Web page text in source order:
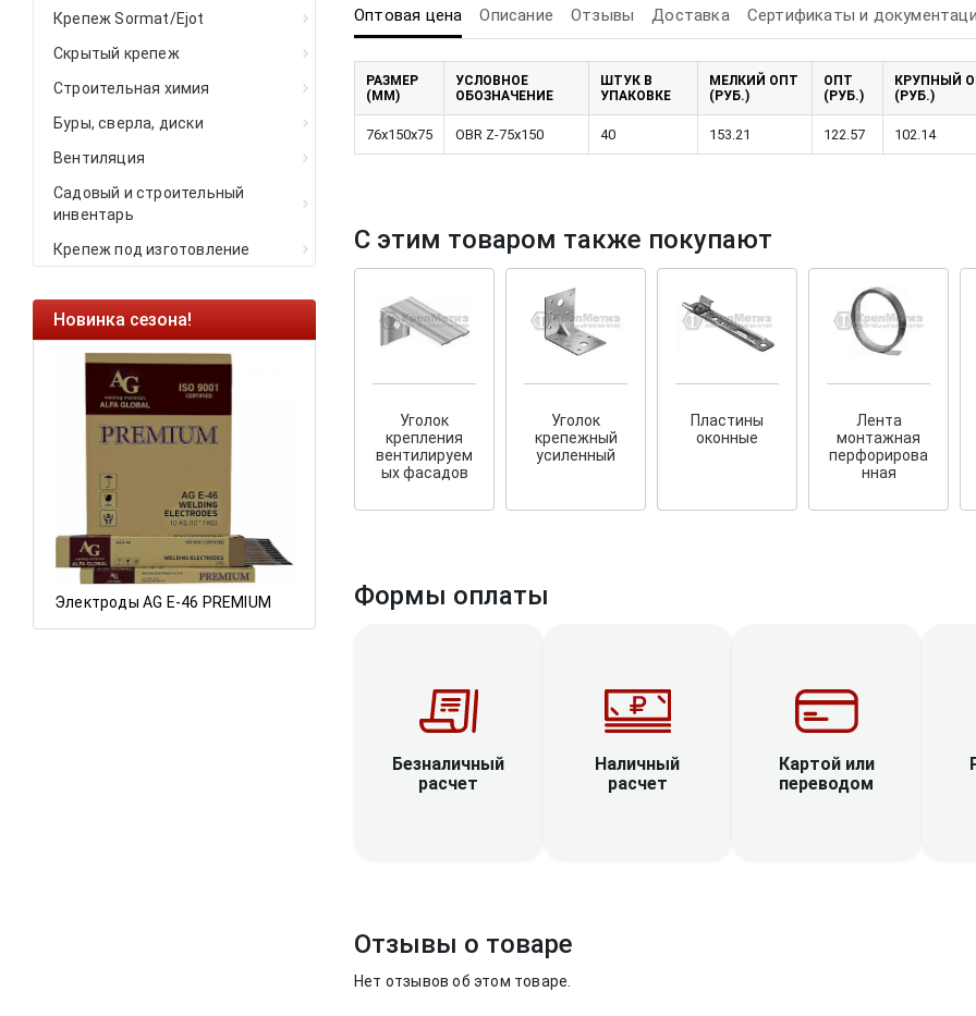
Крепеж Sormat/Ejot
Скрытый крепеж
Строительная химия
Буры, сверла, диски
Вентиляция
Садовый и строительный
инвентарь
Крепеж под изготовление
Новинка сезона!
Электроды AG E-46 PREMIUM
Ликвидация остатков!
Ликвидация складских
остатков по ценам 2020 года!
Cкрытый крепеж
У нас появился
крепеж для деревянных террас
и фасадов.
Оптовая цена Описание Отзывы Доставка Сертификаты и
РАЗМЕР
(ММ)
УСЛОВНОЕ
ОБОЗНАЧЕНИЕ
ШТУК В
УПАКОВКЕ
МЕЛКИЙ ОПТ
(РУБ.)
ОПТ
(РУБ.)
КРУПНЫЙ
(РУБ.)
76x150x75 OBR Z-75х150 40 153.21 122.57 102.14
С этим товаром также покупают
Уголок
крепления
вентилируем
ых фасадов
Уголок
крепежный
усиленный
Пластины
оконные
Лента
монтажная
перфорирова
нная
Формы оплаты
Безналичный
расчет
Наличный
расчет
Картой или
переводом
Отзывы о товаре
Нет отзывов об этом товаре.